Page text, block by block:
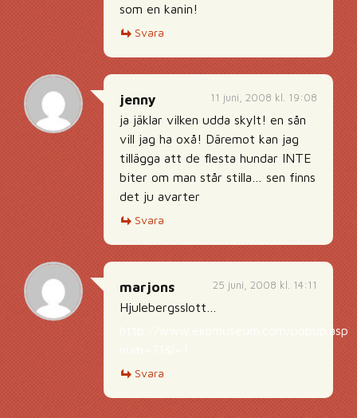
som en kanin!
Svara
11 juni, 2008 kl. 19:08
jenny
ja jäklar vilken udda skylt! en sån
vill jag ha oxå! Däremot kan jag
tillägga att de flesta hundar INTE
biter om man står stilla… sen finns
det ju avarter
Svara
25 juni, 2008 kl. 14:11
marjons
Hjulebergsslott…
http://www.ekomuseum.com/popup.asp?
Svara